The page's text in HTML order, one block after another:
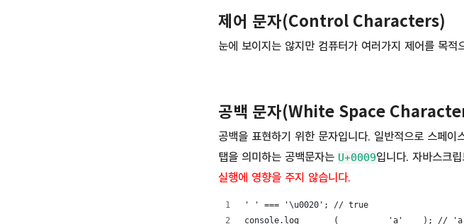
제어 문자(Control Characters)
눈에 보이지는 않지만 컴퓨터가 여러가지 제어를 목적
공백 문자(White Space
공백을 표현하기 위한 문자입니다. 일반적으로 스페
탭을 의미하는 공백문자는 U+0009입니다. 자바스크
실행에 영향을 주지 않습니다.
' ' === '\u0020'; // true
console.log       (          'a'    ); //